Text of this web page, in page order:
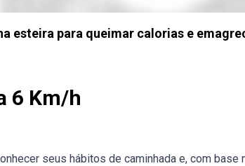
esteira para queimar calorias e
6 Km/h
seus hábitos de caminhada e, com